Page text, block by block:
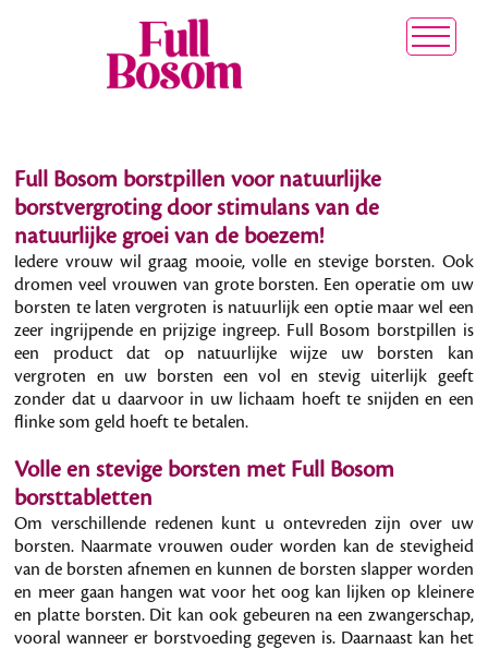
Full Bosom borstpillen voor natuurlijke
borstvergroting door stimulans van de
natuurlijke groei van de boezem!
Iedere vrouw wil graag mooie, volle en stevige borsten. Ook
dromen veel vrouwen van grote borsten. Een operatie om uw
borsten te laten vergroten is natuurlijk een optie maar wel een
zeer ingrijpende en prijzige ingreep. Full Bosom borstpillen is
een product dat op natuurlijke wijze uw borsten kan
vergroten en uw borsten een vol en stevig uiterlijk geeft
zonder dat u daarvoor in uw lichaam hoeft te snijden en een
flinke som geld hoeft te betalen.
Volle en stevige borsten met Full Bosom
borsttabletten
Om verschillende redenen kunt u ontevreden zijn over uw
borsten. Naarmate vrouwen ouder worden kan de stevigheid
van de borsten afnemen en kunnen de borsten slapper worden
en meer gaan hangen wat voor het oog kan lijken op kleinere
en platte borsten. Dit kan ook gebeuren na een zwangerschap,
vooral wanneer er borstvoeding gegeven is. Daarnaast kan het